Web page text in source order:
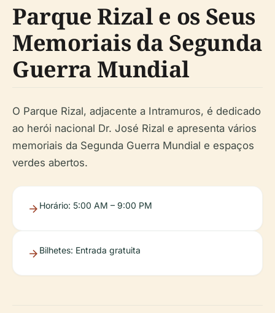
Parque Rizal e os Seus
Memoriais da Segunda
Guerra Mundial
O Parque Rizal, adjacente a Intramuros, é dedicado
ao herói nacional Dr. José Rizal e apresenta vários
memoriais da Segunda Guerra Mundial e espaços
verdes abertos.
Horário: 5:00 AM – 9:00 PM
Bilhetes: Entrada gratuita